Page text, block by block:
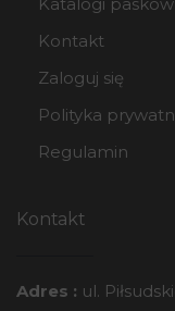
Kontakt
Zaloguj się
Polityka
Regulamin
Kontakt
Adres : ul.